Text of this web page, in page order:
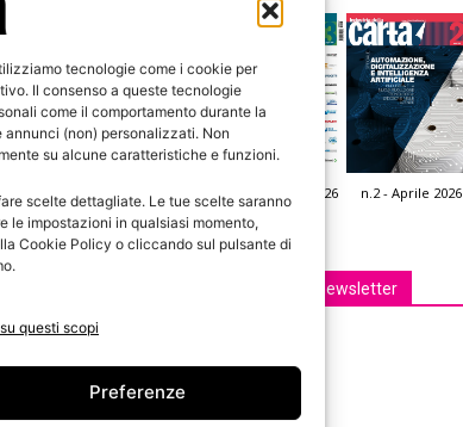
tecnologie come i cookie per
Il consenso a queste tecnologie
come il comportamento durante la
(non) personalizzati. Non
su alcune caratteristiche e funzioni.
scelte dettagliate. Le tue scelte saranno
le impostazioni in qualsiasi momento,
Cookie Policy o cliccando sul pulsante di
questi scopi
Preferenze
n.3 - Giugno 2026 n.2 - Aprile 2026
Edicola Web
Iscriviti alla newsletter